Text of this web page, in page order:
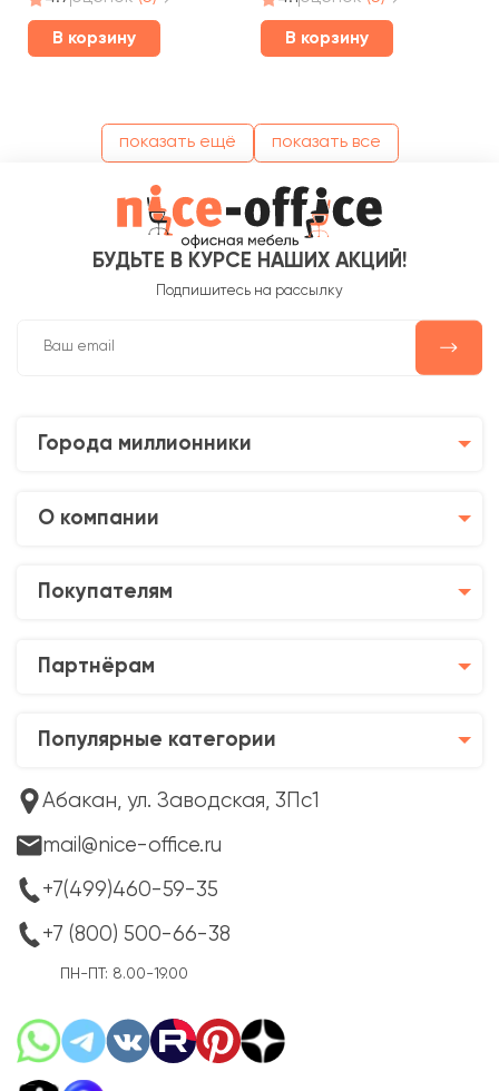
В корзину В корзину
показать ещё показать все
БУДЬТЕ В КУРСЕ НАШИХ АКЦИЙ!
Подпишитесь на рассылку
Города миллионники
О компании
Покупателям
Партнёрам
Популярные категории
Абакан, ул. Заводская, 3Пс1
mail@nice-office.ru
+7(499)460-59-35
+7 (800) 500-66-38
ПН-ПТ: 8.00-19.00